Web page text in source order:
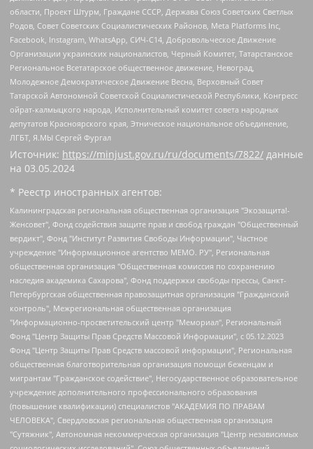
области, Проект Штурм, Граждане СССР, Держава Союз Советских Светлых
Родов, Совет Советских Социалистических Районов, Meta Platforms Inc,
Facebook, Instagram, WhatsApp, СИЧ-С14, Добровольческое Движение
Организации украинских националистов, Черный Комитет, Татарстанское
Региональное Всетатарское общественное движение, Невоград,
Молодежное Демократическое Движение Весна, Верховный Совет
Татарской Автономной Советской Социалистической Республики, Конгресс
ойрат-калмыцкого народа, Исполнительный комитет совета народных
депутатов Красноярского края, Этническое национальное объединение,
ЛГБТ, Я.МЫ Сергей Фургал
Источник: https://minjust.gov.ru/ru/documents/7822/ данные
на 03.05.2024
* Реестр иностранных агентов:
Калининградская региональная общественная организация "Экозащита!-Женсовет", Фонд содействия защите прав и свобод граждан "Общественный вердикт", Фонд "Институт Развития Свободы Информации", Частное учреждение "Информационное агентство МЕМО. РУ", Региональная общественная организация "Общественная комиссия по сохранению наследия академика Сахарова", Фонд поддержки свободы прессы, Санкт-Петербургская общественная правозащитная организация "Гражданский контроль", Межрегиональная общественная организация "Информационно-просветительский центр "Мемориал", Региональный Фонд "Центр Защиты Прав Средств Массовой Информации", с 05.12.2023 Фонд "Центр Защиты Прав Средств массовой информации", Региональная общественная благотворительная организация помощи беженцам и мигрантам "Гражданское содействие", Негосударственное образовательное учреждение дополнительного профессионального образования (повышение квалификации) специалистов "АКАДЕМИЯ ПО ПРАВАМ ЧЕЛОВЕКА", Свердловская региональная общественная организация "Сутяжник", Автономная некоммерческая организация "Центр независимых социологических исследований", Союз общественных объединений "Российский исследовательский центр по правам человека", Региональное общественное учреждение научно-информационный центр "МЕМОРИАЛ", Некоммерческая организация "Фонд защиты гласности", Автономная некоммерческая организация "Институт прав человека", Городская общественная организация "Екатеринбургское общество "МЕМОРИАЛ", Городская общественная организация "Рязанское историко-просветительское и правозащитное общество "Мемориал" (Рязанский Мемориал), Челябинский региональный орган общественной самодеятельности – женское общественное объединение "Женщины Евразии", Челябинский региональный орган общественной самодеятельности "Уральская правозащитная группа", Фонд содействия защите здоровья и социальной справедливости имени Андрея Рылькова, Автономная Некоммерческая Организация "Аналитический Центр Юрия Левады", Автономная некоммерческая организация социальной поддержки населения "Проект Апрель", Региональная общественная организация помощи женщинам и детям, находящимся в кризисной ситуации "Информационно-методический центр "Анна", Фонд содействия развитию массовых коммуникаций и правовому просвещению "Так-так-Так", Фонд содействия устойчивому развитию "Серебряная тайга", Свердловский региональный общественный фонд социальных проектов "Новое время", "Idel.Реалии", Кавказ.Реалии, Крым.Реалии, Телеканал Настоящее Время, Татаро-башкирская служба Радио Свобода (Azatliq Radiosi), Радио Свободная Европа/Радио Свобода (PCE/PC), "Сибирь.Реалии", "Фактограф", Благотворительный фонд помощи осужденным и их семьям, Автономная некоммерческая организация "Институт глобализации и социальных движений", Фонд "В защиту прав заключенных", Частное учреждение "Центр поддержки и содействия развитию средств массовой информации", Пензенский региональный общественный благотворительный фонд "Гражданский союз", "Север.Реалии", Некоммерческая организация Фонд "Правовая инициатива", Общество с ограниченной ответственностью "Радио Свободная Европа/Радио Свобода", Чешское информационное агентство "MEDIUM-ORIENT", Красноярская региональная общественная организация "Мы против СПИДа", Камалягин Денис Николаевич, Маркелов Сергей Евгеньевич, Пономарев Лев Александрович, Савицкая Людмила Алексеевна, Автономная некоммерческая организация "Центр по работе с проблемой насилия "НАСИЛИЮ.НЕТ", Межрегиональный профессиональный союз работников здравоохранения "Альянс врачей", Юридическое лицо, зарегистрированное в Латвийской Республике, SIA "Medusa Project" (регистрационный номер 40103797863, дата регистрации 10.06.2014), Некоммерческая организация "Фонд по борьбе с коррупцией", Автономная некоммерческая организация "Институт права и публичной политики", Баданин Роман Сергеевич, Гликин Максим Александрович, Железнова Мария Михайловна, Лукьянова Юлия Сергеевна, Маетная Елизавета Витальевна, Маняхин Петр Борисович, Чуракова Ольга Владимировна, Ярош Юлия Петровна, Юридическое лицо "The Insider SIA", зарегистрированное в Риге, Латвийская Республика (дата регистрации 26.06.2015), являющееся администратором доменного имени интернет-издания "The Insider SIA", https://theins.ru, Постернак Алексей Евгеньевич, Рубин Михаил Аркадьевич, Анин Роман Александрович, Юридическое лицо Istories fonds, зарегистрированное в Латвийской Республике (регистрационный номер 50008295751, дата регистрации 24.02.2020), Великовский Дмитрий Александрович, Долинина Ирина Николаевна, Мароховская Алеся Алексеевна, Шлейнов Роман Юрьевич, Шмагун Олеся Валентиновна, Общество с ограниченной ответственностью "Альтаир 2021", Общество с ограниченной ответственностью "Вега 2021", Общество с ограниченной ответственностью "Главный редактор 2021", Общество с ограниченной ответственностью "Ромашки монолит", Важенков Артем Валерьевич, Ивановская областная общественная организация "Центр гендерных исследований", Гурман Юрий Альбертович, Медиапроект "ОВД-Инфо", Егоров Владимир Владимирович, Жилинский Владимир Александрович, Общество с ограниченной ответственностью "ЗП", Иванова София Юрьевна, Карезина Инна Павловна, Кильтау Екатерина Викторовна, Петров Алексей Викторович, Пискунов Сергей Евгеньевич, Смирнов Сергей Сергеевич, Тихонов Михаил Сергеевич, Общество с ограниченной ответственностью "ЖУРНАЛИСТ-ИНОСТРАННЫЙ АГЕНТ", Арапова Галина Юрьевна, Вольтская Татьяна Анатольевна, Американская компания "Mason G.E.S. Anonymous Foundation" (США), являющаяся владельцем интернет-издания https://mnews.world/, Компания "Stichting Bellingcat", зарегистрированная в Нидерландах (дата регистрации 11.07.2018), Захаров Андрей Вячеславович, Клепиковская Екатерина Дмитриевна, Общество с ограниченной ответственностью "МЕМО", Перл Роман Александрович, Симонов Евгений Алексеевич, Соловьева Елена Анатольевна, Сотников Даниил Владимирович, Сурначева Елизавета Дмитриевна, Автономная некоммерческая организация по защите прав человека и информированию населения "Якутия – Наше Мнение", Общество с ограниченной ответственностью "Москоу диджитал медиа", с 26.01.2023 Общество с ограниченной ответственностью "Чайка Белые сады", Ветошкина Валерия Валерьевна, Заговора Максим Александрович, Межрегиональное общественное движение "Российская ЛГБТ - сеть", Оленичев Максим Владимирович, Павлов Иван Юрьевич, Скворцова Елена Сергеевна, Общество с ограниченной ответственностью "Как бы инагент", Кочетков Игорь Викторович, Общество с ограниченной ответственностью "Честные выборы", Еланчик Олег Александрович, Общество с ограниченной ответственностью "Нобелевский призыв", Гималова Регина Эмилевна, Григорьев Андрей Валерьевич, Григорьева Алина Александровна, Ассоциация по содействию защите прав призывников, альтернативнослужащих и военнослужащих "Правозащитная группа "Гражданин.Армия.Право", Хисамова Регина Фаритовна, Автономная некоммерческая организация по реализации социально-правовых программ "Лилит", Дальневосточное общественное движение "Маяк", Санкт-Петербургская ЛГБТ-инициативная группа "Выход", Инициативная группа ЛГБТ+ "Реверс", Алексеев Андрей Викторович, Бекбулатова Таисия Львовна, Беляев Иван Михайлович, Владыкина Елена Сергеевна, Гельман Марат Александрович, Никульшина Вероника Юрьевна, Толоконникова Надежда Андреевна, Шендерович Виктор Анатольевич, Общество с ограниченной ответственностью "Данное сообщение", Общество с ограниченной ответственностью Издательский дом "Новая глава", Айнбиндер Александра Александровна, Московский комьюнити-центр для ЛГБТ+инициатив, Благотворительный фонд развития филантропии, Deutsche Welle (Германия, Kurt-Schumacher-Strasse 3, 53113 Bonn), Борзунова Мария Михайловна, Воробьев Виктор Викторович, Голубева Анна Львовна, Константинова Алла Михайловна, Малкова Ирина Владимировна, Мурадов Мурад Абдулгалимович, Осетинская Елизавета Николаевна, Понасенков Евгений Николаевич, Ганапольский Матвей Юрьевич, Киселев Евгений Алексеевич, Борухович Ирина Григорьевна, Дремин Иван Тимофеевич, Дубровский Дмитрий Викторович, Красноярская региональная общественная организация поддержки и развития альтернативных образовательных технологий и межкультурных коммуникаций "ИНТЕРРА", Маяковская Екатерина Алексеевна, Фейгин Марк Захарович, Филимонов Андрей Викторович, Дзугкоева Регина Николаевна, Доброхотов Роман Александрович, Дудь Юрий Александрович, Елкин Сергей Владимирович, Кругликов Кирилл Игоревич, Сабунаева Мария Леонидовна, Семенов Алексей Владимирович, Шаинян Карен Багратович, Шульман Екатерина Михайловна, Асафьев Артур Валерьевич, Вахштайн Виктор Семенович, Венедиктов Алексей Алексеевич, Лушникова Екатерина Евгеньевна, Волков Леонид Михайлович, Невзоров Александр Глебович, Пархоменко Сергей Борисович, Сироткин Ярослав Николаевич, Кара-Мурза Владимир Владимирович, Баранова Наталья Владимировна, Гозман Леонид Яковлевич, Кагарлицкий Борис Юльевич, Климарев Михаил Валерьевич, Милов Владимир Станиславович, Автономная некоммерческая организация Краснодарский центр современного искусства "Типография", Моргенштерн Алишер Тагирович, Соболь Любовь Эдуардовна, Общество с ограниченной ответственностью "ЛИЗА НОРМ", Каспаров Гарри Кимович, Ходорковский Михаил Борисович, Общество с ограниченной ответственностью "Апрельские тезисы", Данилович Ирина Брониславовна, Кашин Олег Владимирович, Петров Николай Владимирович, Пивоваров Алексей Владимирович, Соколов Михаил Владимирович, Цветкова Юлия Владимировна, Чичваркин Евгений Александрович, Комитет против пыток/Команда против пыток, Общество с ограниченной ответственностью "Первый научный", Общество с ограниченной ответственностью "Вертолет и ко", Белоцерковская Вероника Борисовна, Кац Максим Евгеньевич, Лазарева Татьяна Юрьевна, Шаведдинов Руслан Табризович, Яшин Илья Валерьевич, Общество с ограниченной ответственностью "Иноагент ААВ", Алешковский Дмитрий Петрович, Альбац Евгения Марковна, Быков Дмитрий Львович, Галямина Юлия Евгеньевна, Лойко Сергей Леонидович, Мартынов Кирилл Константинович, Медведев Сергей Александрович, Крашенинников Федор Геннадиевич, Гордеева Катерина Вл